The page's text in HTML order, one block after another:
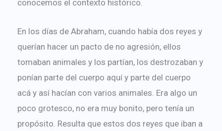
conocemos el contexto histórico.
En los días de Abraham, cuando había dos reyes y
querían hacer un pacto de no agresión, ellos
tomaban animales y los partían, los destrozaban y
ponían parte del cuerpo aquí y parte del cuerpo
acá y así hacían con varios animales. Era algo un
poco grotesco, no era muy bonito, pero tenía un
propósito. Resulta que estos dos reyes que iban a